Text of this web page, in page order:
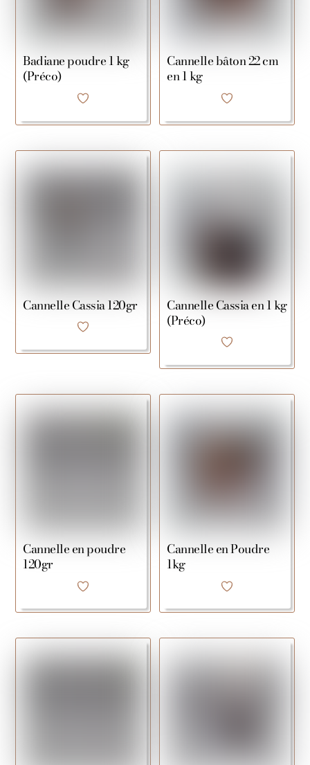
Badiane poudre 1 kg
(Préco)
Cannelle bâton 22 cm
en 1 kg
Cannelle Cassia 120gr
Cannelle Cassia en 1 kg
(Préco)
Cannelle en poudre
120gr
Cannelle en Poudre
1kg